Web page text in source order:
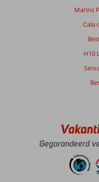
Marins
Cala
H10
Gegarandeerd